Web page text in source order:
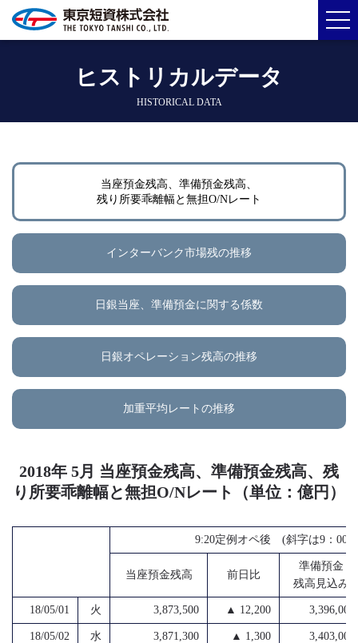
ヒストリカルデータ
HISTORICAL DATA
当座預金残高、準備預金残高、
残り所要乖離幅と無担O/Nレート
インターバンク市場残の推移
日銀当座、準備預金に関する係数
日銀オペレーション残高の推移
加重平均レートの推移
2018年 5月 当座預金残高、準備預金残高、残
り所要乖離幅と無担O/Nレート（単位：億円）
9:20定例オペ後 (斜字は9：00
当座預金残高 前日比
準備預金
残高見込み
18/05/01 火 3,873,500 ▲ 12,200 3,396,000
18/05/02 水 3,871,300 ▲ 1,300 3,403,000